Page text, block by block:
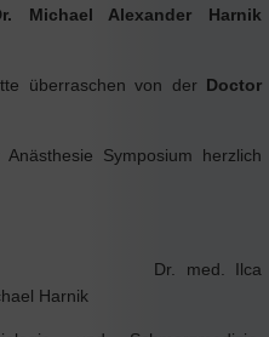
Michael Alexander Harnik
überraschen von der Doctor
Symposium herzlich
Dr. med. Ilca
Harnik